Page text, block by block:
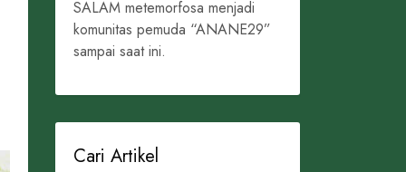
SALAM metemorfosa menjadi
komunitas pemuda “ANANE29”
sampai saat ini.
Cari Artikel